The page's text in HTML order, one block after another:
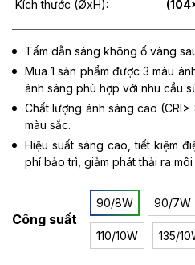
Kích thước (ØxH):
Tấm dẫn sáng không ố vàng
Mua 1 sản phẩm được 3 màu
ánh sáng phù hợp với nhu cầu
Chất lượng ánh sáng cao
màu sắc.
Hiệu suất sáng cao, tiết kiệm
phí bảo trì, giảm phát thải ra
Công suất
90/8W 90/7W
110/10W 135/